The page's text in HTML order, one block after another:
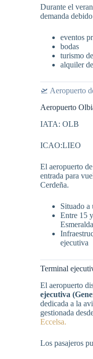
Durante el
demanda
eventos
bodas
turismo
alquiler
🛫 Aeropuerto
Aeropuerto
IATA: OLB
ICAO:LIEO
El aeropuerto
entrada para
Cerdeña.
Situado a
Entre 15
Esmeralda
ejecutiva
Terminal
El aeropuerto
ejecutiva
dedicada a la
gestionada
Eccelsa.
Los pasajeros